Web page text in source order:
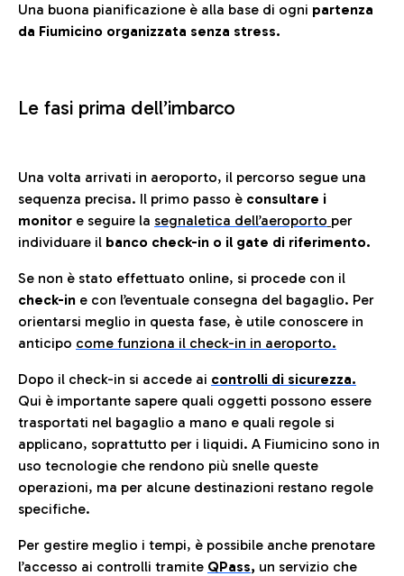
Una buona pianificazione è alla base di ogni partenza
da Fiumicino organizzata senza stress.
Le fasi prima dell’imbarco
Una volta arrivati in aeroporto, il percorso segue una
sequenza precisa. Il primo passo è consultare i
monitor e seguire la segnaletica dell’aeroporto per
individuare il banco check-in o il gate di riferimento.
Se non è stato effettuato online, si procede con il
check-in e con l’eventuale consegna del bagaglio. Per
orientarsi meglio in questa fase, è utile conoscere in
anticipo come funziona il check-in in aeroporto.
Dopo il check-in si accede ai controlli di sicurezza.
Qui è importante sapere quali oggetti possono essere
trasportati nel bagaglio a mano e quali regole si
applicano, soprattutto per i liquidi. A Fiumicino sono in
uso tecnologie che rendono più snelle queste
operazioni, ma per alcune destinazioni restano regole
specifiche.
Per gestire meglio i tempi, è possibile anche prenotare
l’accesso ai controlli tramite QPass, un servizio che